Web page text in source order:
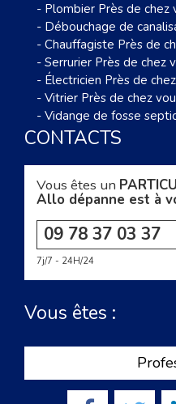
- Plombier Près de chez
- Débouchage de
- Chauffagiste Près de
- Serrurier Près de chez
- Électricien Près de
- Vitrier Près de chez
- Vidange de fosse
CONTACTS
Vous êtes un
Allo dépanne est à
09 78 37 03 37
7j/7 - 24H/24
Vous êtes :